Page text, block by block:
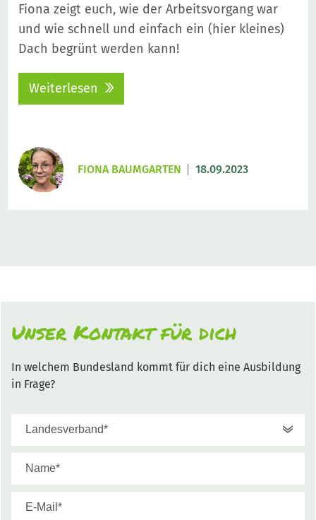
Fiona zeigt euch, wie der Arbeitsvorgang war
und wie schnell und einfach ein (hier kleines)
Dach begrünt werden kann!
Weiterlesen
FIONA BAUMGARTEN 18.09.2023
Unser Kontakt für dich
In welchem Bundesland kommt für dich eine Ausbildung
in Frage?